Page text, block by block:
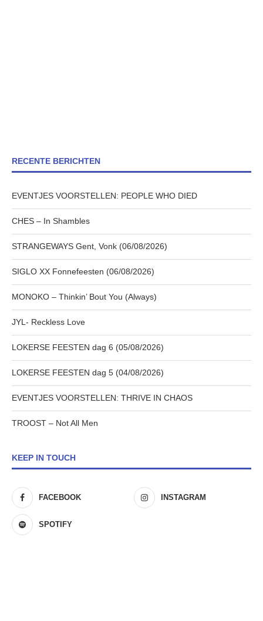
RECENTE BERICHTEN
EVENTJES VOORSTELLEN: PEOPLE WHO DIED
CHES – In Shambles
STRANGEWAYS Gent, Vonk (06/08/2026)
SIGLO XX Fonnefeesten (06/08/2026)
MONOKO – Thinkin’ Bout You (Always)
JYL- Reckless Love
LOKERSE FEESTEN dag 6 (05/08/2026)
LOKERSE FEESTEN dag 5 (04/08/2026)
EVENTJES VOORSTELLEN: THRIVE IN CHAOS
TROOST – Not All Men
KEEP IN TOUCH
FACEBOOK INSTAGRAM
SPOTIFY